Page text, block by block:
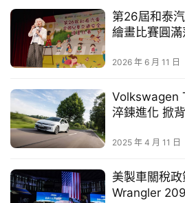
界
C
A
版權屬於跨界玩Car。发布者：medi
https://playcarcare.com/index.php/
第26屆和泰
繪畫比賽圓
2026 年 6 月 11 日
Volkswagen
淬鍊進化 掀
2025 年 4 月 11 日
美製車關稅
Wrangler